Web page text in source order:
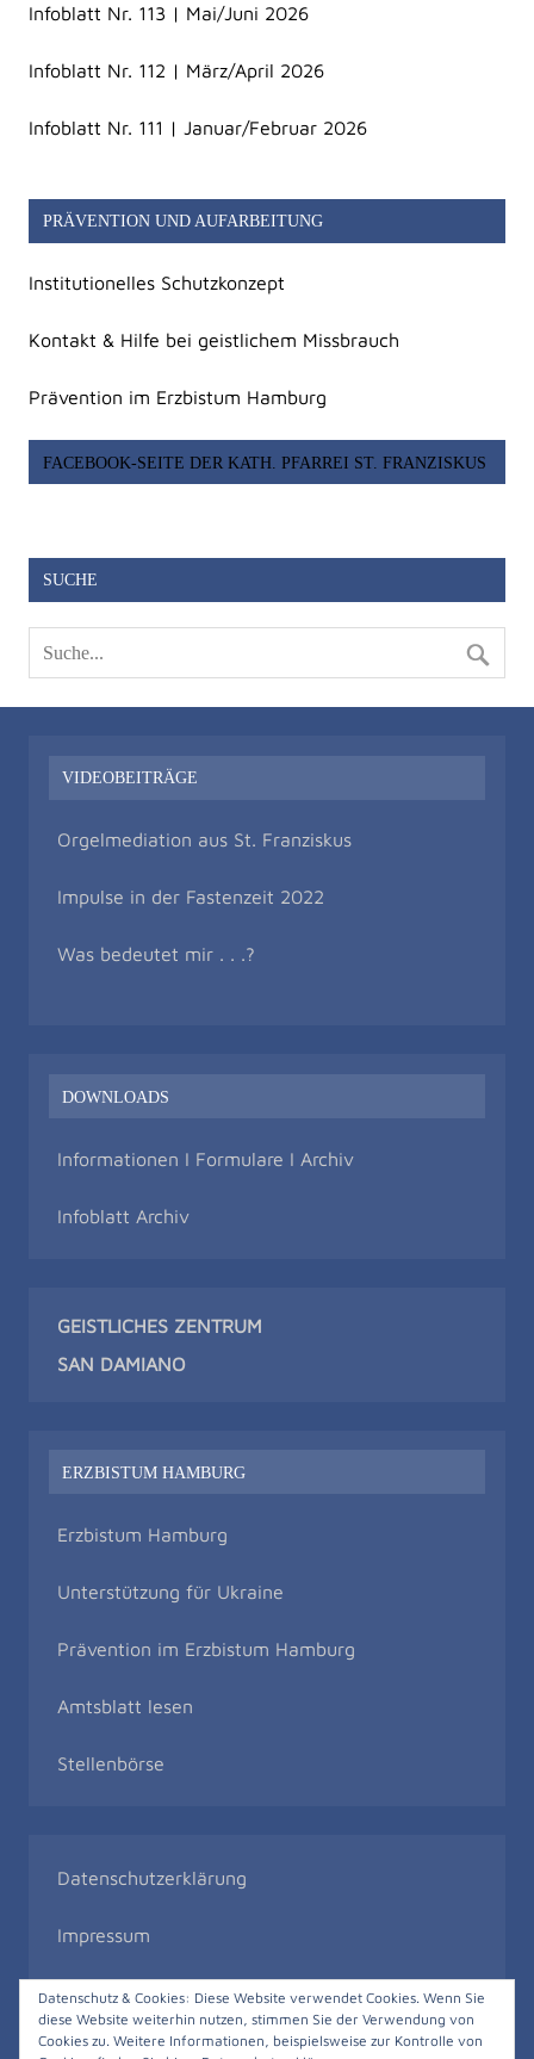
Infoblatt Nr. 113 | Mai/Juni 2026
Infoblatt Nr. 112 | März/April 2026
Infoblatt Nr. 111 | Januar/Februar 2026
PRÄVENTION UND AUFARBEITUNG
Institutionelles Schutzkonzept
Kontakt & Hilfe bei geistlichem Missbrauch
Prävention im Erzbistum Hamburg
FACEBOOK-SEITE DER KATH. PFARREI ST. FRANZISKUS
SUCHE
VIDEOBEITRÄGE
Orgelmediation aus St. Franziskus
Impulse in der Fastenzeit 2022
Was bedeutet mir . . .?
DOWNLOADS
Informationen I Formulare I Archiv
Infoblatt Archiv
GEISTLICHES ZENTRUM
SAN DAMIANO
ERZBISTUM HAMBURG
Erzbistum Hamburg
Unterstützung für Ukraine
Prävention im Erzbistum Hamburg
Amtsblatt lesen
Stellenbörse
Datenschutzerklärung
Impressum
Bildrechte
Meldestelle gemäß Hinweisgeberschutzgesetz
Datenschutz & Cookies: Diese Website verwendet Cookies. Wenn Sie
diese Website weiterhin nutzen, stimmen Sie der Verwendung von
Cookies zu. Weitere Informationen, beispielsweise zur Kontrolle von